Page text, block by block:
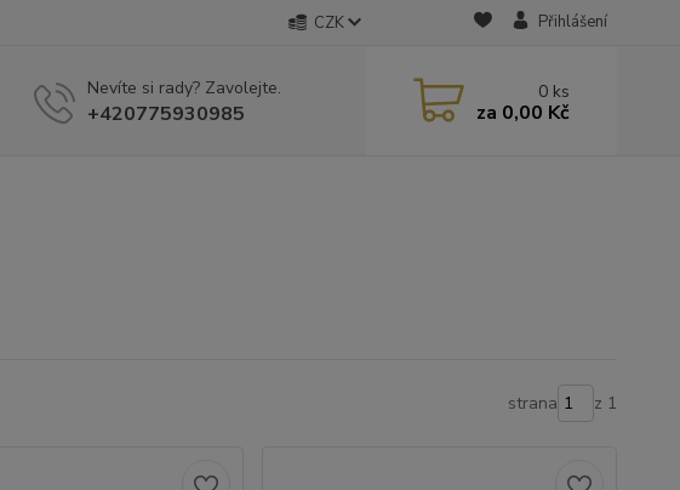
CZK Přihlášení
Nevíte si rady? Zavolejte.
+420775930985
0 ks
za 0,00 Kč
strana z 1